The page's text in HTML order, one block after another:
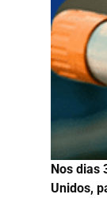
Nos dias
Unidos,